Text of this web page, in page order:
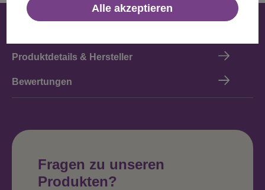
Produktdetails & Hersteller
Bewertungen
Fragen zu unseren
Produkten?
Alle akzeptieren